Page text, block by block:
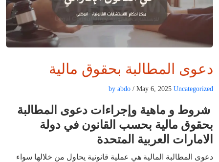
دعوى المطالبة بحقوق مالية
by abdo / May 6, 2025 Uncategorized
شروط و ماهية وإجراءات دعوى المطالبة
بحقوق مالية بحسب القانون في دولة
الامارات العربية المتحدة
دعوى المطالبة المالية هي عملية قانونية يحاول من خلالها سواء